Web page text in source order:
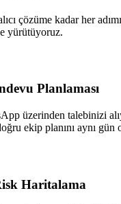
çözüme kadar her
yürütüyoruz.
Planlaması
üzerinden talebinizi
ekip planını aynı gün
Haritalama